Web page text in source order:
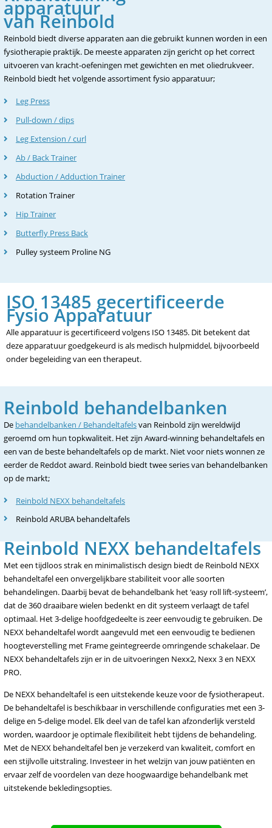
apparatuur
van Reinbold
Reinbold biedt diverse apparaten aan die gebruikt kunnen worden in een
fysiotherapie praktijk. De meeste apparaten zijn gericht op het correct
uitvoeren van kracht-oefeningen met gewichten en met oliedrukveer.
Reinbold biedt het volgende assortiment fysio apparatuur;
Leg Press
Pull-down / dips
Leg Extension / curl
Ab / Back Trainer
Abduction / Adduction Trainer
Rotation Trainer
Hip Trainer
Butterfly Press Back
Pulley systeem Proline NG
ISO 13485 gecertificeerde
Fysio Apparatuur
Alle apparatuur is gecertificeerd volgens ISO 13485. Dit betekent dat
deze apparatuur goedgekeurd is als medisch hulpmiddel, bijvoorbeeld
onder begeleiding van een therapeut.
Reinbold behandelbanken
De behandelbanken / Behandeltafelsvan Reinbold zijn wereldwijd
geroemd om hun topkwaliteit. Het zijn Award-winning behandeltafels en
een van de beste behandeltafels op de markt. Niet voor niets wonnen ze
eerder de Reddot award. Reinbold biedt twee series van behandelbanken
op de markt;
Reinbold NEXX behandeltafels
Reinbold ARUBA behandeltafels
Reinbold NEXX behandeltafels
Met een tijdloos strak en minimalistisch design biedt de Reinbold NEXX
behandeltafel een onvergelijkbare stabiliteit voor alle soorten
behandelingen. Daarbij bevat de behandelbank het ‘easy roll lift-systeem’,
dat de 360 draaibare wielen bedenkt en dit systeem verlaagt de tafel
optimaal. Het 3-delige hoofdgedeelte is zeer eenvoudig te gebruiken. De
NEXX behandeltafel wordt aangevuld met een eenvoudig te bedienen
hoogteverstelling met Frame geintegreerde omringende schakelaar. De
NEXX behandeltafels zijn er in de uitvoeringen Nexx2, Nexx 3 en NEXX
PRO.
De NEXX behandeltafel is een uitstekende keuze voor de fysiotherapeut.
De behandeltafel is beschikbaar in verschillende configuraties met een 3-
delige en 5-delige model. Elk deel van de tafel kan afzonderlijk versteld
worden, waardoor je optimale flexibiliteit hebt tijdens de behandeling.
Met de NEXX behandeltafel ben je verzekerd van kwaliteit, comfort en
een stijlvolle uitstraling. Investeer in het welzijn van jouw patiënten en
ervaar zelf de voordelen van deze hoogwaardige behandelbank met
uitstekende bekledingsopties.